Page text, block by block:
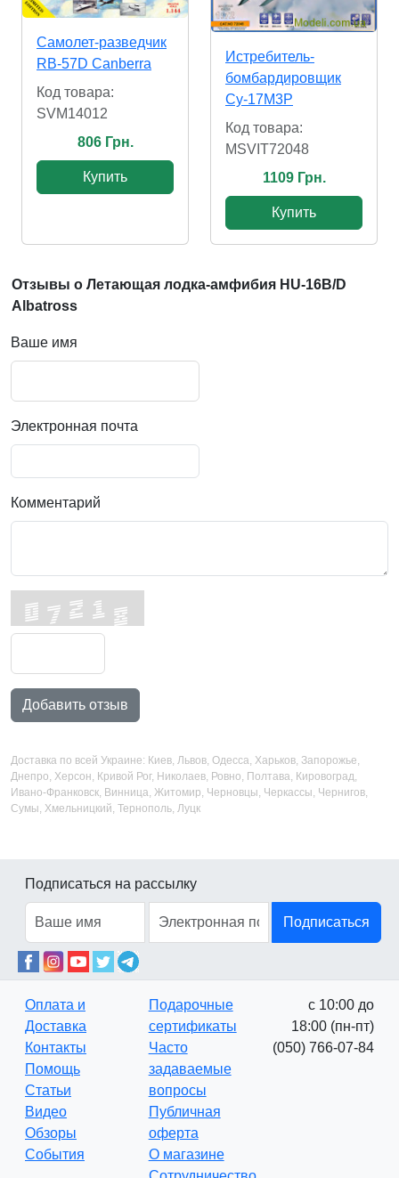
Самолет-разведчик
RB-57D Canberra
Код товара:
SVM14012
806 Грн.
Купить
Истребитель-
бомбардировщик
Су-17М3Р
Код товара:
MSVIT72048
1109 Грн.
Купить
Отзывы о Летающая лодка-амфибия HU-16B/D
Albatross
Ваше имя
Электронная почта
Комментарий
Добавить отзыв
Доставка по всей Украине: Киев, Львов, Одесса, Харьков, Запорожье,
Днепро, Херсон, Кривой Рог, Николаев, Ровно, Полтава, Кировоград,
Ивано-Франковск, Винница, Житомир, Черновцы, Черкассы, Чернигов,
Сумы, Хмельницкий, Тернополь, Луцк
Подписаться на рассылку
Подписаться
Оплата и
Доставка
Контакты
Помощь
Статьи
Видео
Обзоры
События
Подарочные
сертификаты
Часто
задаваемые
вопросы
Публичная
оферта
О магазине
с 10:00 до
18:00 (пн-пт)
(050) 766-07-84